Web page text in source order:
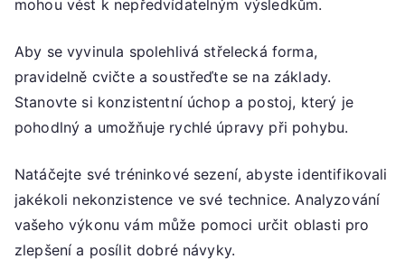
mohou vést k nepředvídatelným výsledkům.
Aby se vyvinula spolehlivá střelecká forma,
pravidelně cvičte a soustřeďte se na základy.
Stanovte si konzistentní úchop a postoj, který je
pohodlný a umožňuje rychlé úpravy při pohybu.
Natáčejte své tréninkové sezení, abyste identifikovali
jakékoli nekonzistence ve své technice. Analyzování
vašeho výkonu vám může pomoci určit oblasti pro
zlepšení a posílit dobré návyky.